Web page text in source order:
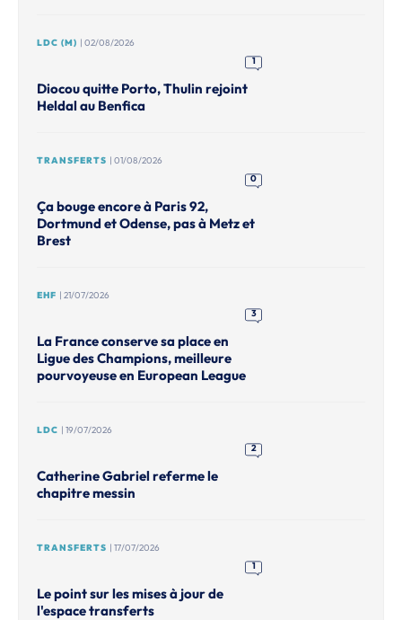
LDC (M) | 02/08/2026
1
Diocou quitte Porto, Thulin rejoint
Heldal au Benfica
TRANSFERTS | 01/08/2026
0
Ça bouge encore à Paris 92,
Dortmund et Odense, pas à Metz et
Brest
EHF | 21/07/2026
3
La France conserve sa place en
Ligue des Champions, meilleure
pourvoyeuse en European League
LDC | 19/07/2026
2
Catherine Gabriel referme le
chapitre messin
TRANSFERTS | 17/07/2026
1
Le point sur les mises à jour de
l'espace transferts